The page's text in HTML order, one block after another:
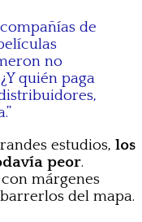
de
no
quién paga
estudios, los
peor.
márgenes
del mapa.